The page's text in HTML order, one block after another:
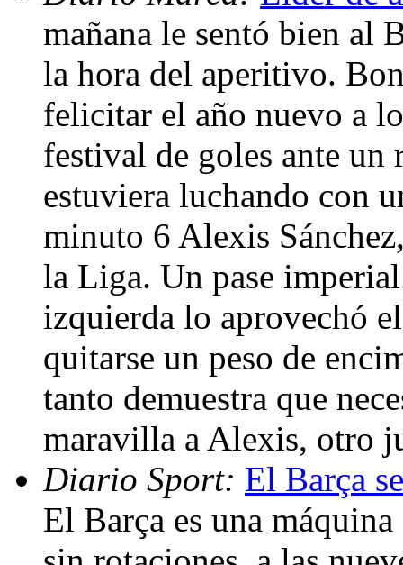
mañana le sentó bien al
la hora del aperitivo.
felicitar el año nuevo a
festival de goles ante
estuviera luchando con
minuto 6 Alexis
la Liga. Un pase
izquierda lo aprovechó
quitarse un peso de
tanto demuestra que
maravilla a Alexis, otro
Diario Sport: El Barça
El Barça es una